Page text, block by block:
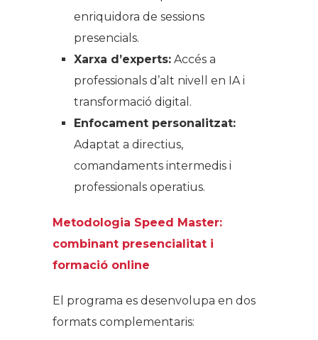
enriquidora de sessions
presencials.
Xarxa d’experts: Accés a
professionals d’alt nivell en IA i
transformació digital.
Enfocament personalitzat:
Adaptat a directius,
comandaments intermedis i
professionals operatius.
Metodologia Speed Master:
combinant presencialitat i
formació online
El programa es desenvolupa en dos
formats complementaris: